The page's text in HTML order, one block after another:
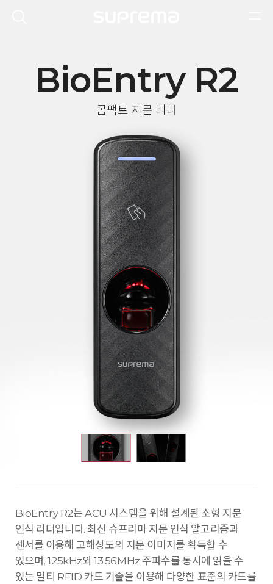
BioEntry R2
콤팩트 지문 리더
BioEntry R2는 ACU 시스템을 위해 설계된 소형 지문
인식 리더입니다. 최신 슈프리마 지문 인식 알고리즘과
센서를 이용해 고해상도의 지문 이미지를 획득할 수
있으며, 125kHz와 13.56MHz 주파수를 동시에 읽을 수
있는 멀티 RFID 카드 기술을 이용해 다양한 표준의 카드를